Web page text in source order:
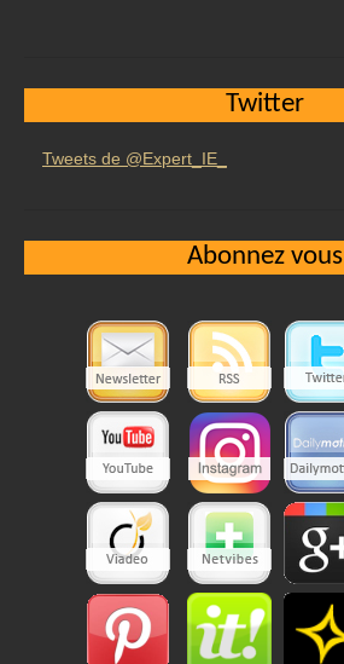
Twitter
Tweets de @Expert_IE_
Abonnez vous